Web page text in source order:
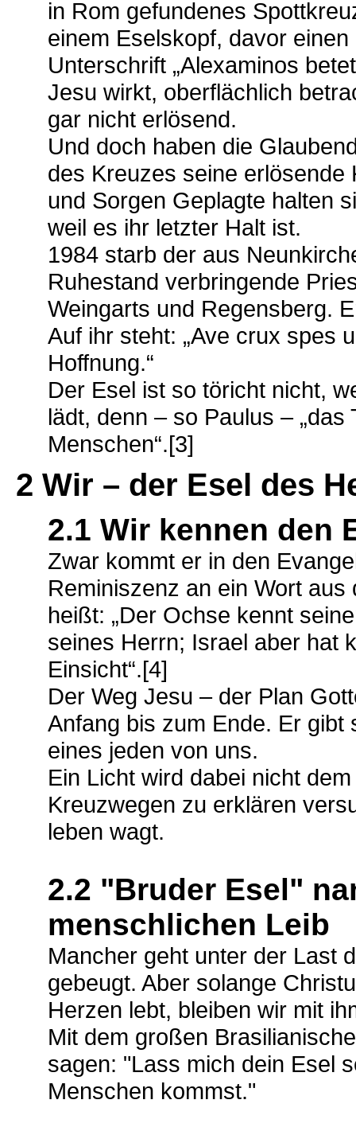
in Rom gefundenes
einem Eselskopf, davor
Unterschrift „Alexaminos
Jesu wirkt, oberflächlich
gar nicht erlösend.
Und doch haben die
des Kreuzes seine erlösende
und Sorgen Geplagte halten
weil es ihr letzter Halt ist.
1984 starb der aus
Ruhestand verbringende
Weingarts und Regensberg.
Auf ihr steht: „Ave crux spes
Hoffnung.“
Der Esel ist so töricht nicht,
lädt, denn – so Paulus –
Menschen“.[3]
2 Wir – der Esel des
2.1 Wir kennen den
Zwar kommt er in den
Reminiszenz an ein Wort
heißt: „Der Ochse kennt
seines Herrn; Israel aber hat
Einsicht“.[4]
Der Weg Jesu – der Plan
Anfang bis zum Ende. Er
eines jeden von uns.
Ein Licht wird dabei nicht
Kreuzwegen zu erklären
leben wagt.
2.2 "Bruder Esel"
menschlichen Leib
Mancher geht unter der Last
gebeugt. Aber solange
Herzen lebt, bleiben wir mit
Mit dem großen
sagen: "Lass mich dein Esel
Menschen kommst."